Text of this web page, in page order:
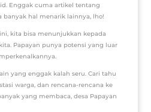
Enggak cuma artikel tentang
banyak hal menarik lainnya, lho!
kita bisa menunjukkan kepada
Papayan punya potensi yang luar
yang enggak kalah seru. Cari tahu
warga, dan rencana-rencana ke
yang membaca, desa Papayan